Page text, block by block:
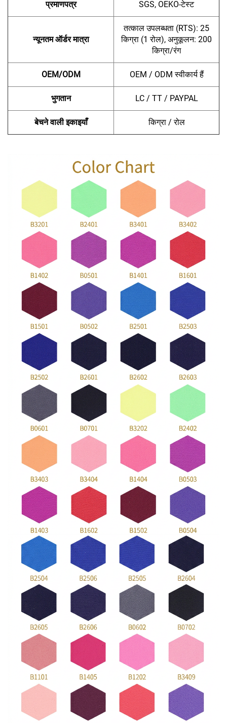
प्रमाणपत्र SGS, OEKO-टेस्ट
न्यूनतम ऑर्डर मात्रा
तत्काल उपलब्धता (RTS): 25
किग्रा (1 रोल), अनुकूलन: 200
किग्रा/रंग
OEM/ODM OEM / ODM स्वीकार्य हैं
भुगतान LC / TT / PAYPAL
बेचने वाली इकाइयाँ किग्रा / रोल